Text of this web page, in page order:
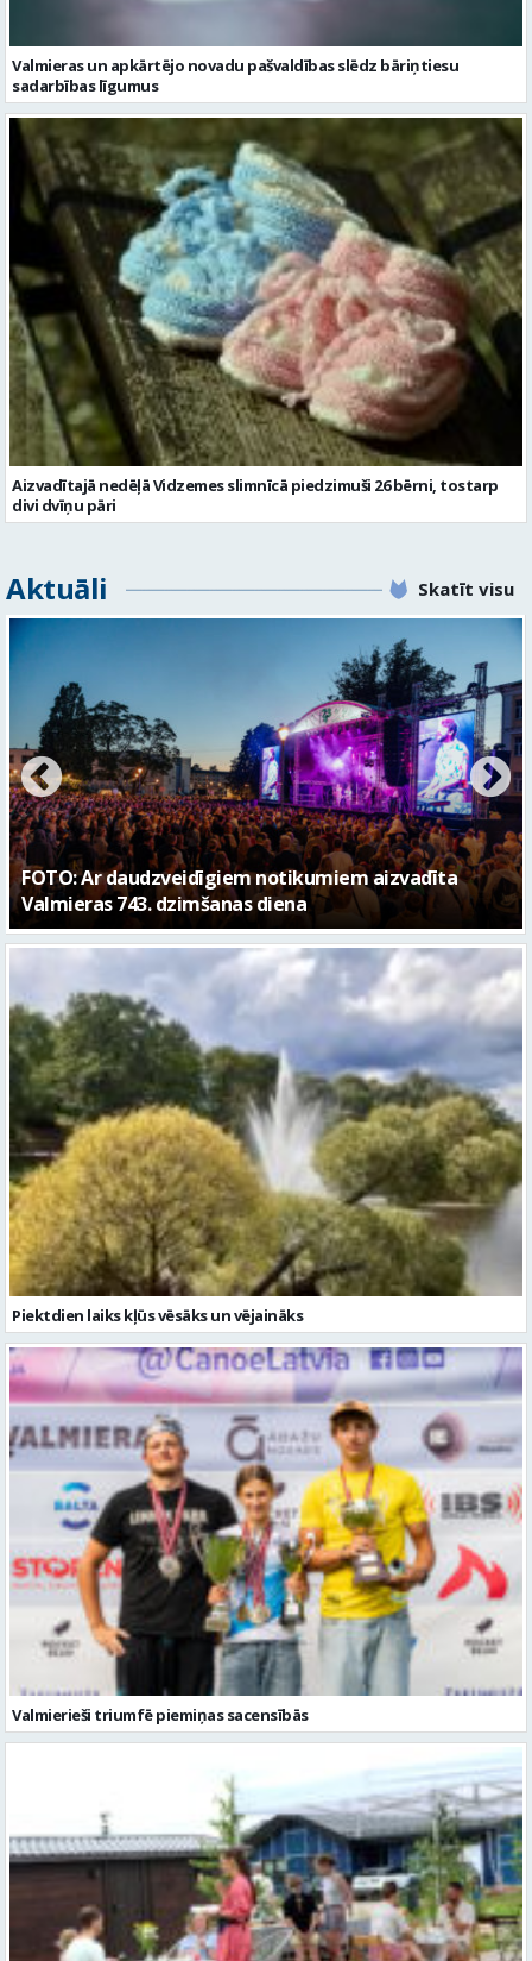
Valmieras un apkārtējo novadu pašvaldības slēdz bāriņtiesu
sadarbības līgumus
Aizvadītajā nedēļā Vidzemes slimnīcā piedzimuši 26 bērni, tostarp
divi dvīņu pāri
Aktuāli Skatīt visu
FOTO: Valmieras pilsētas svētku gājiens 2026
Piektdien laiks kļūs vēsāks un vējaināks
Valmierieši triumfē piemiņas sacensībās